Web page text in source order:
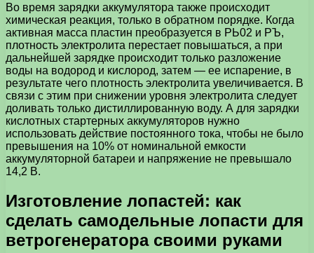
Во время зарядки аккумулятора также происходит
химическая реакция, только в обратном порядке. Когда
активная масса пластин преобразуется в РЬ02 и РЪ,
плотность электролита перестает повышаться, а при
дальнейшей зарядке происходит только разложение
воды на водород и кислород, затем — ее испарение, в
результате чего плотность электролита увеличивается. В
связи с этим при снижении уровня электролита следует
доливать только дистиллированную воду. А для зарядки
кислотных стартерных аккумуляторов нужно
использовать действие постоянного тока, чтобы не было
превышения на 10% от номинальной емкости
аккумуляторной батареи и напряжение не превышало
14,2 В.
Изготовление лопастей: как
сделать самодельные лопасти для
ветрогенератора своими руками